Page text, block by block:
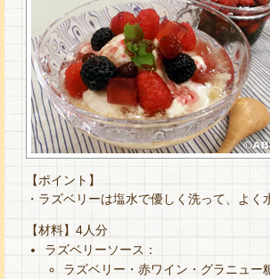
【ポイント】
・ラズベリーは塩水で優しく洗って、よく
【材料】4人分
ラズベリーソース：
ラズベリー・赤ワイン・グラニュー